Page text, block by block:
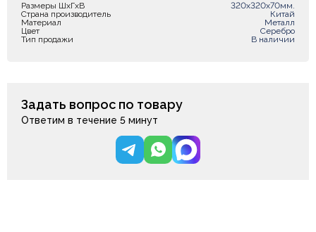
Размеры ШxГxВ
320х320х70мм.
Страна производитель
Китай
Материал
Металл
Цвет
Серебро
Тип продажи
В наличии
Задать вопрос по товару
Ответим в течение 5 минут